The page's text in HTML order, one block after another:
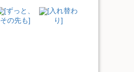
[ずっと、
その先も]
[入れ替わ
り]